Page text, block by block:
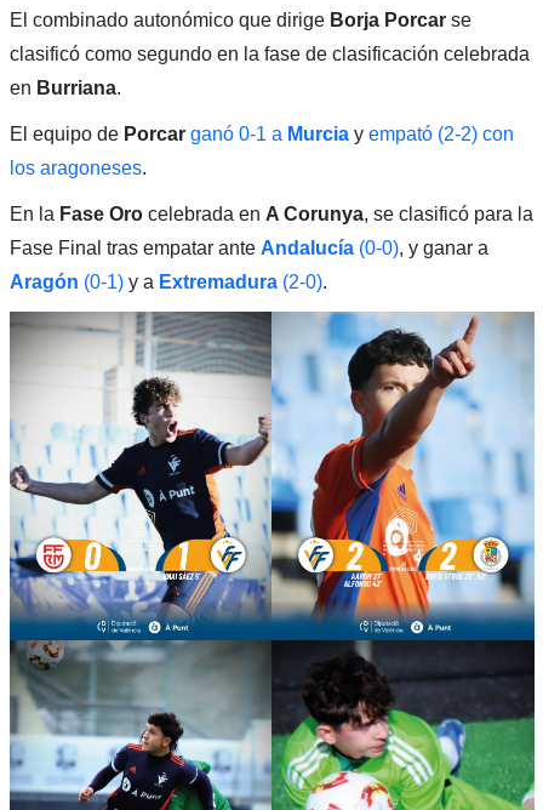
El combinado autonómico que dirige Borja Porcarse
clasificó como segundo en la fase de clasificación celebrada
en Burriana.
El equipo de Porcarganó 0-1 a Murciay empató (2-2) con
los aragoneses.
En la Fase Orocelebrada en A Corunya, se clasificó para la
Fase Final tras empatar ante Andalucía(0-0), y ganar a
Aragón (0-1)y a Extremadura(2-0).